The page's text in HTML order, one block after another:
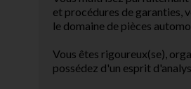
et procédures de garanties,
le domaine de pièces
Vous êtes rigoureux(se),
possédez d'un esprit